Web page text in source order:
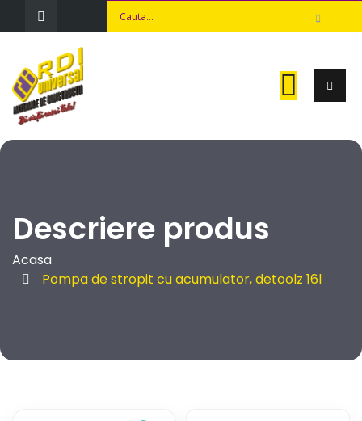
Descriere produs
Acasa
Pompa de stropit cu acumulator, detoolz 16l